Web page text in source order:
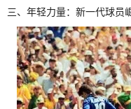
三、年轻力量：新一代球员